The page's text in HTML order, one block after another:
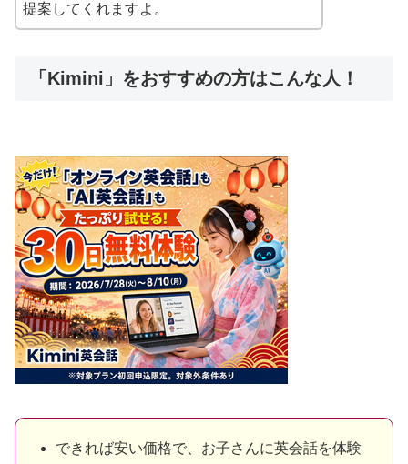
提案してくれますよ。
「Kimini」をおすすめの方はこんな人！
できれば安い価格で、お子さんに英会話を体験